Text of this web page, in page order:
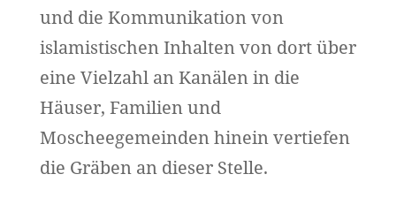
und die Kommunikation von
islamistischen Inhalten von dort über
eine Vielzahl an Kanälen in die
Häuser, Familien und
Moscheegemeinden hinein vertiefen
die Gräben an dieser Stelle.